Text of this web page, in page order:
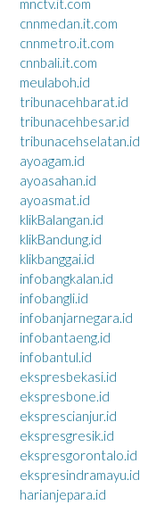
mnctv.it.com
cnnmedan.it.com
cnnmetro.it.com
cnnbali.it.com
meulaboh.id
tribunacehbarat.id
tribunacehbesar.id
tribunacehselatan.id
ayoagam.id
ayoasahan.id
ayoasmat.id
klikBalangan.id
klikBandung.id
klikbanggai.id
infobangkalan.id
infobangli.id
infobanjarnegara.id
infobantaeng.id
infobantul.id
ekspresbekasi.id
ekspresbone.id
eksprescianjur.id
ekspresgresik.id
ekspresgorontalo.id
ekspresindramayu.id
harianjepara.id